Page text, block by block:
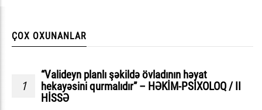
ÇOX OXUNANLAR
1
“Valideyn planlı şəkildə övladının həyat
hekayəsini qurmalıdır” – HƏKİM-PSİXOLOQ / II
HİSSƏ